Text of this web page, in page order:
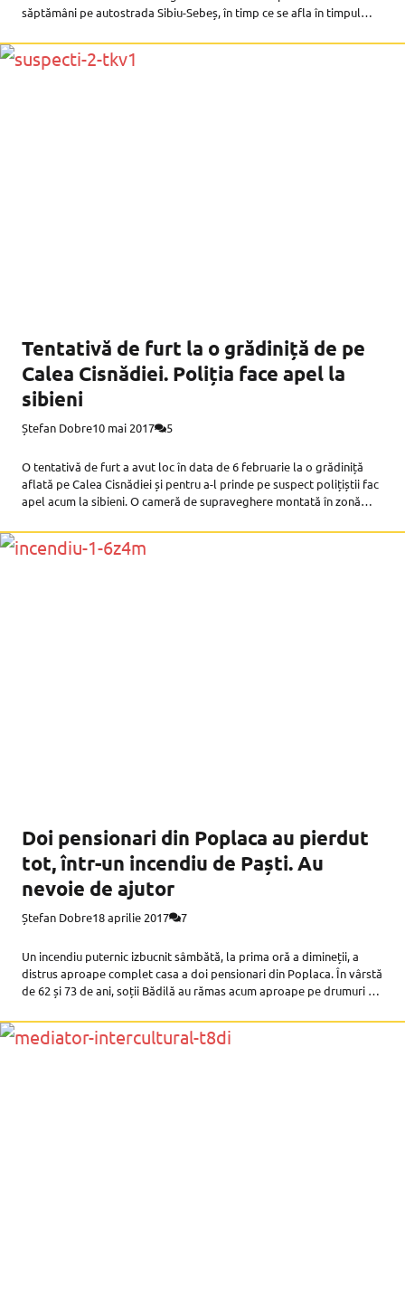
săptămâni pe autostrada Sibiu-Sebeș, în timp ce se afla în timpul
Tentativă de furt la o grădiniță de pe
Calea Cisnădiei. Poliția face apel la
sibieni
Ștefan Dobre10 mai 2017 5
O tentativă de furt a avut loc în data de 6 februarie la o grădiniță
aflată pe Calea Cisnădiei și pentru a-l prinde pe suspect polițiștii fac
apel acum la sibieni. O cameră de supraveghere montată în zonă
Doi pensionari din Poplaca au pierdut
tot, într-un incendiu de Paști. Au
nevoie de ajutor
Ștefan Dobre18 aprilie 2017 7
Un incendiu puternic izbucnit sâmbătă, la prima oră a dimineții, a
distrus aproape complet casa a doi pensionari din Poplaca. În vârstă
de 62 și 73 de ani, soții Bădilă au rămas acum aproape pe drumuri și